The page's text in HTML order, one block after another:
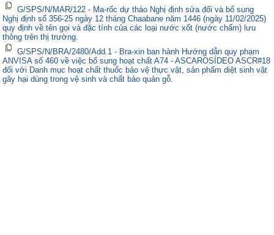
G/SPS/N/MAR/122 - Ma-rốc dự thảo Nghị định sửa đổi và bổ sung
Nghị định số 356-25 ngày 12 tháng Chaabane năm 1446 (ngày 11/02/2025)
quy định về tên gọi và đặc tính của các loại nước xốt (nước chấm) lưu
thông trên thị trường.
G/SPS/N/BRA/2480/Add.1 - Bra-xin ban hành Hướng dẫn quy phạm
ANVISA số 460 về việc bổ sung hoạt chất A74 - ASCAROSÍDEO ASCR#18
đối với Danh mục hoạt chất thuốc bảo vệ thực vật, sản phẩm diệt sinh vật
gây hại dùng trong vệ sinh và chất bảo quản gỗ.